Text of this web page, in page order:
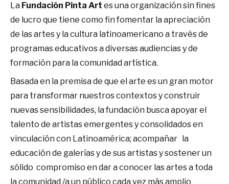
La Fundación Pinta Art es una organización sin fines
de lucro que tiene como fin fomentar la apreciación
de las artes y la cultura latinoamericano a través de
programas educativos a diversas audiencias y de
formación para la comunidad artística.
Basada en la premisa de que el arte es un gran motor
para transformar nuestros contextos y construir
nuevas sensibilidades, la fundación busca apoyar el
talento de artistas emergentes y consolidados en
vinculación con Latinoamérica; acompañar la
educación de galerías y de sus artistas y sostener un
sólido compromiso en dar a conocer las artes a toda
la comunidad /a un público cada vez más amplio